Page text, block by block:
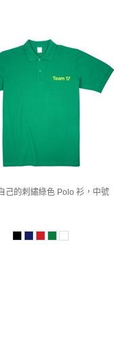
己的刺繡綠色 Polo 衫，中號